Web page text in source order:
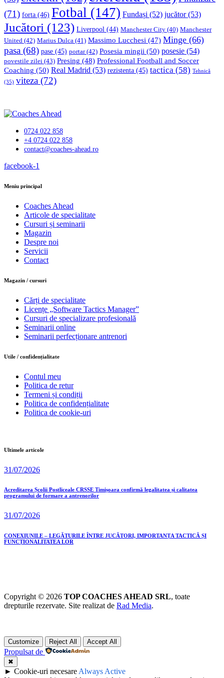
(71) forta (46) Fotbal (147) Fundași (52) jucător(53)
Jucători (123) Liverpool (44) Manchester City (40) Manchester
United (42) Marius Dulca (41) Massimo Lucchesi (47) Minge (66)
pasa (68) pase (45) portar(42) Posesia mingii (50) posesie (54)
povestile zilei (43) Presing (48) Professional Football and Soccer
Coaching (50) Real Madrid (53) rezistenta (45) tactica (58) Tehnică
(35) viteza (72)
0724 022 858
+4 0724 022 858
contact@coaches-ahead.ro
facebook-1
Meniu principal
Coaches Ahead
Articole de specialitate
Cursuri și seminarii
Magazin
Despre noi
Servicii
Contact
Magazin / cursuri
Cărți de specialitate
Licențe „Software Tactics Manager”
Cursuri de specializare profesională
Seminarii online
Seminarii perfecționare antrenori
Utile / confidențialitate
Contul meu
Politica de retur
Termeni și condiții
Politica de confidențialitate
Politica de cookie-uri
Ultimele articole
31/07/2026
Acreditarea Școlii Postliceale CRSSE Timișoara confirmă legalitatea și calitatea
programului de formare a antrenorilor
31/07/2026
CONEXIUNILE – LEGĂTURILE ÎNTRE JUCĂTORI, IMPORTANȚA TACTICĂ ȘI
FUNCȚIONALITATEA LOR
Copyright © 2026 TOP COACHES AHEAD SRL, toate
drepturile rezervate. Site realizat de Rad Media.
Customize Reject All Accept All
Propulsat de
✖
► Cookie-uri necesare Always Active